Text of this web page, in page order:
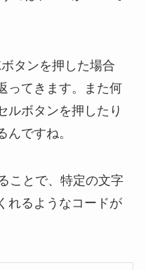
タンを押した場合
ってきます。また何
ルボタンを押したり
ですね。
ことで、特定の文字
れるようなコードが